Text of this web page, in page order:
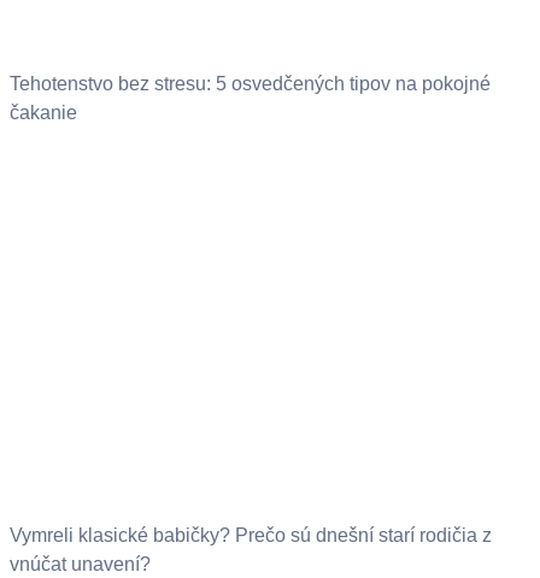
Tehotenstvo bez stresu: 5 osvedčených tipov na pokojné
čakanie
Vymreli klasické babičky? Prečo sú dnešní starí rodičia z
vnúčat unavení?